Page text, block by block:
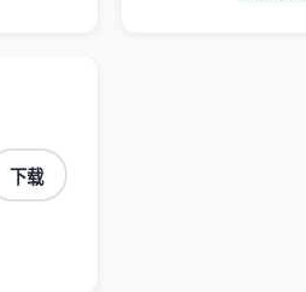
下载